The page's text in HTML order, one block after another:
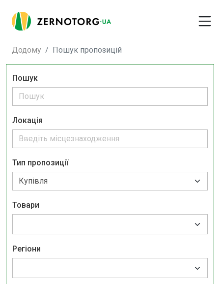
Додому Пошук пропозицій
Пошук
Локація
Тип пропозиції
Товари
Регіони